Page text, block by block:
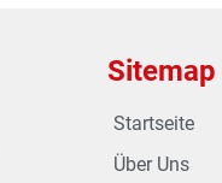
Sitemap
Startseite
Über Uns